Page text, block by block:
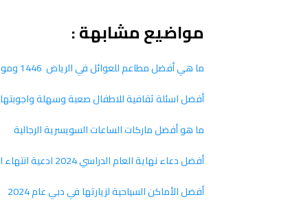
مواضيع مشابهة :
ما هي أفضل مطاعم للعوائل في الرياض 1446 ومواقعها
أفضل اسئلة ثقافية للاطفال صعبة وسهلة واجوبتها 2024
ما هو أفضل ماركات الساعات السويسرية الرجالية
أفضل دعاء نهاية العام الدراسي 2024 ادعية انتهاء العام الدراسي مكتوبة
أفضل الأماكن السياحية لزيارتها في دبي عام 2024